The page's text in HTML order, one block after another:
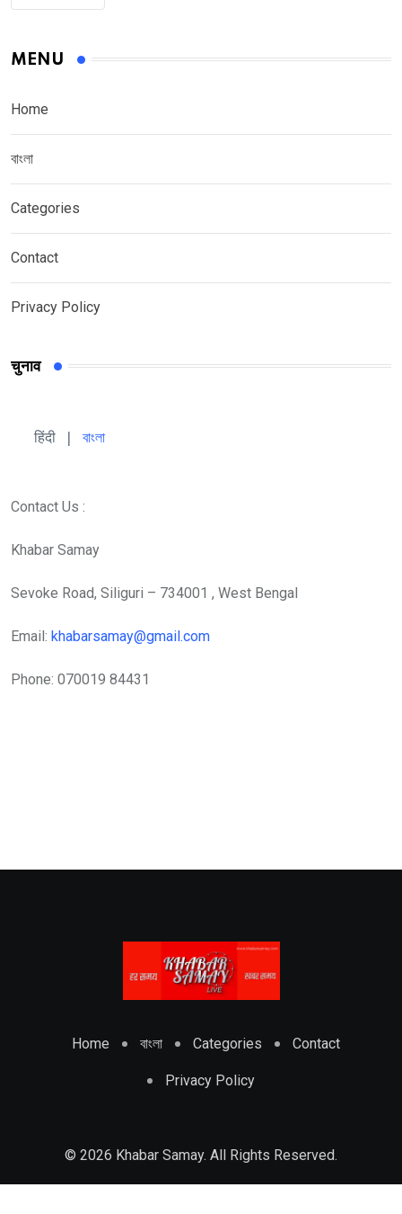
MENU
Home
বাংলা
Categories
Contact
Privacy Policy
चुनाव
हिंदी বাংলা
Contact Us :
Khabar Samay
Sevoke Road, Siliguri – 734001 , West Bengal
Email: khabarsamay@gmail.com
Phone: 070019 84431
Home বাংলা Categories Contact
Privacy Policy
© 2026 Khabar Samay. All Rights Reserved.